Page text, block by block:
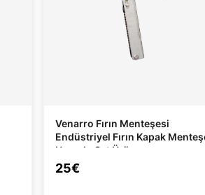
Venarro Fırın Menteşesi
Endüstriyel Fırın Kapak
Uyumlu Set Ürün
25€